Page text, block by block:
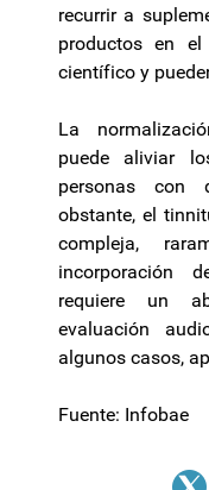
recurrir a
productos en el
científico y
La
puede aliviar
personas con
obstante, el
compleja,
incorporación
requiere un
evaluación
algunos casos,
Fuente: Infobae